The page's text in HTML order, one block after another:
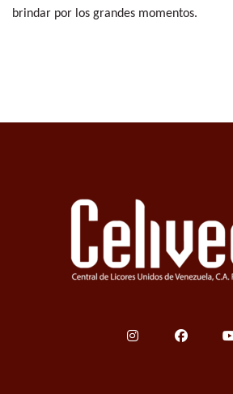
brindar por los grandes momentos.